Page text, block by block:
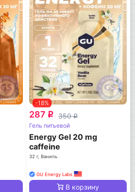
-18%
287 q 350q
Гель питьевой
Energy Gel 20 mg
caffeine
32 г, Ваниль
GU Energy Labs
В корзину